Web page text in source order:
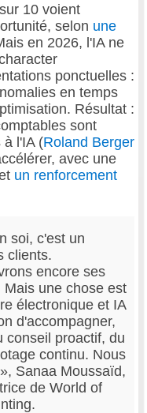
10 voient
selon une
en 2026, l'IA ne
ponctuelles :
en temps
Résultat :
sont
à l'IA (Roland Berger
avec une
un renforcement
soi, c'est un
clients.
encore ses
une chose est
électronique et IA
d'accompagner,
conseil proactif, du
continu. Nous
Sanaa Moussaïd,
de World of